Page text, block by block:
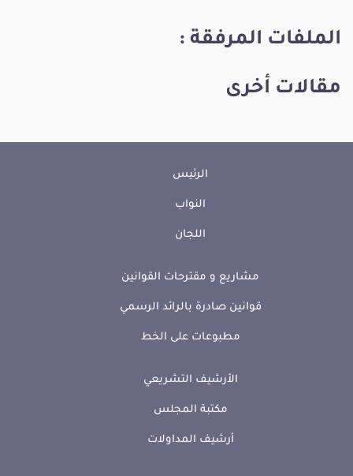
الملفات المرفقة :
مقالات أخرى
الرئيس
النواب
اللجان
مشاريع و مقترحات القوانين
قوانين صادرة بالرائد الرسمي
مطبوعات على الخط
الأرشيف التشريعي
مكتبة المجلس
أرشيف المداولات